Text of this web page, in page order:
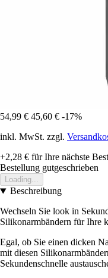
54,99 € 45,60 € -17%
inkl. MwSt. zzgl.
+2,28 € für Ihre nächste
Bestellung gutgeschrieben
Loading...
Beschreibung
Wechseln Sie look in
Silikonarmbändern für Ihre
Egal, ob Sie einen dicken
mit diesen
Sekundenschnelle